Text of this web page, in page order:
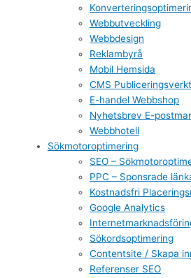
Webbutveckling
Webbdesign
Reklambyrå
Mobil Hemsida
CMS
E-handel Webbshop
Nyhetsbrev E-
Webbhotell
Sökmotoroptimering
SEO –
PPC – Sponsrade
Kostnadsfri
Google Analytics
Sökordsoptimering
Contentsite / Skapa
Referenser SEO